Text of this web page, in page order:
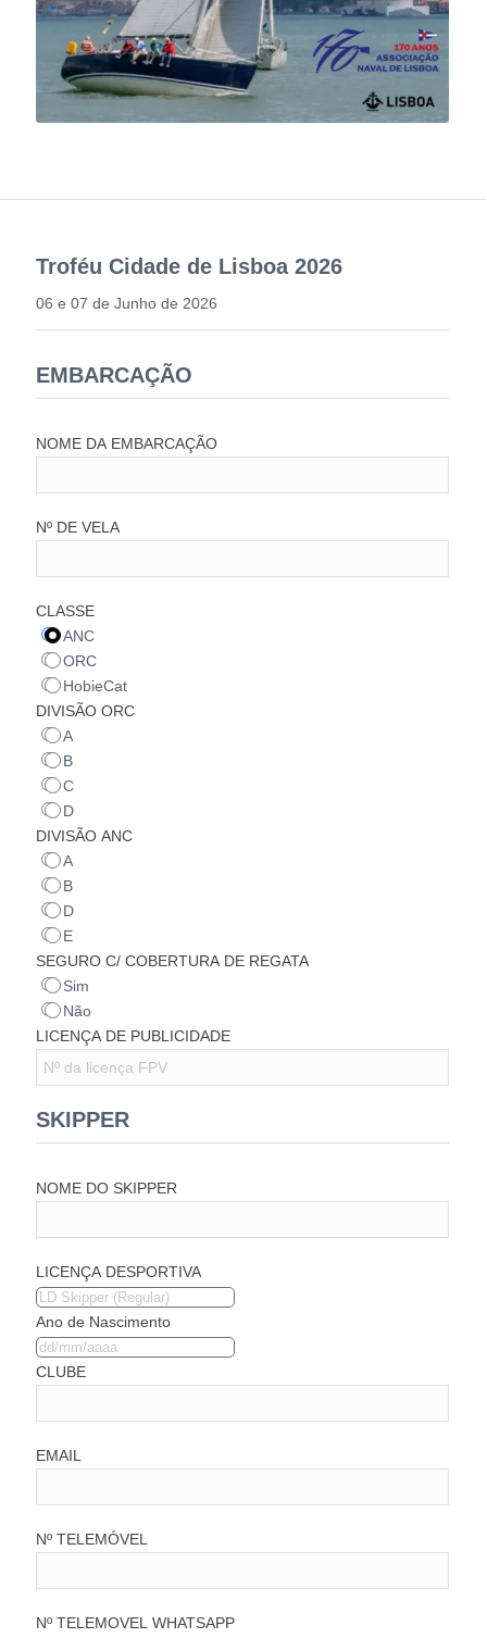
Troféu Cidade de Lisboa 2026
06 e 07 de Junho de 2026
EMBARCAÇÃO
NOME DA EMBARCAÇÃO
Nº DE VELA
CLASSE
ANC
ORC
HobieCat
DIVISÃO ORC
A
B
C
D
DIVISÃO ANC
A
B
D
E
SEGURO C/ COBERTURA DE REGATA
Sim
Não
LICENÇA DE PUBLICIDADE
SKIPPER
NOME DO SKIPPER
LICENÇA DESPORTIVA
Ano de Nascimento
CLUBE
EMAIL
Nº TELEMÓVEL
Nº TELEMOVEL WHATSAPP